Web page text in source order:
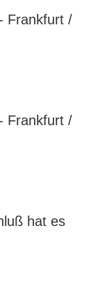
hat es